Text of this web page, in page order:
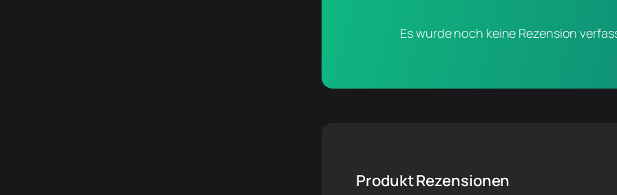
Es wurde noch keine Rezension
Produkt Rezensionen